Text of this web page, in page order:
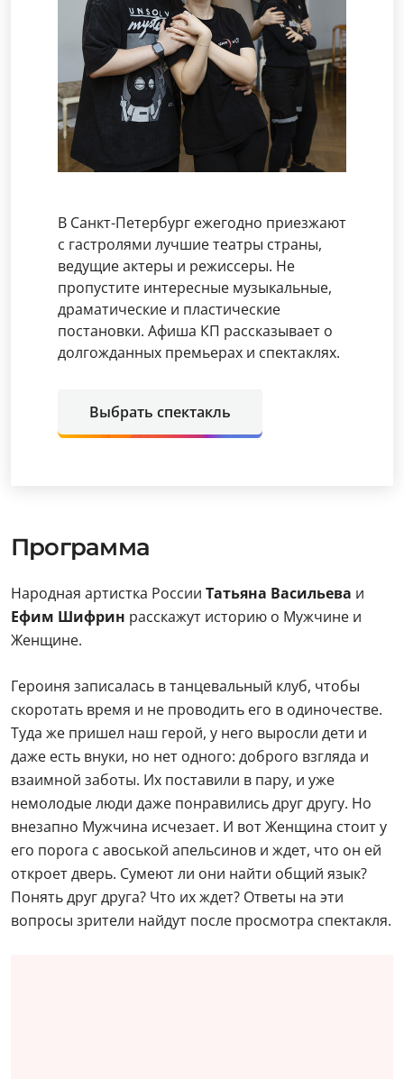
В Санкт-Петербург ежегодно приезжают
с гастролями лучшие театры страны,
ведущие актеры и режиссеры. Не
пропустите интересные музыкальные,
драматические и пластические
постановки. Афиша КП рассказывает о
долгожданных премьерах и спектаклях.
Выбрать спектакль
Программа
Народная артистка России Татьяна Васильева и
Ефим Шифрин расскажут историю о Мужчине и
Женщине.
Героиня записалась в танцевальный клуб, чтобы
скоротать время и не проводить его в одиночестве.
Туда же пришел наш герой, у него выросли дети и
даже есть внуки, но нет одного: доброго взгляда и
взаимной заботы. Их поставили в пару, и уже
немолодые люди даже понравились друг другу. Но
внезапно Мужчина исчезает. И вот Женщина стоит у
его порога с авоськой апельсинов и ждет, что он ей
откроет дверь. Сумеют ли они найти общий язык?
Понять друг друга? Что их ждет? Ответы на эти
вопросы зрители найдут после просмотра спектакля.